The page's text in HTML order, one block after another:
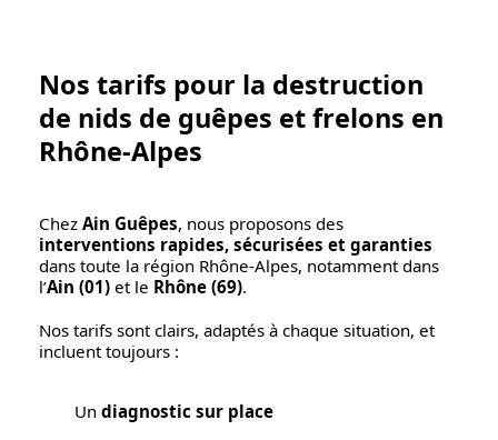
Nos tarifs pour la destruction
de nids de guêpes et frelons en
Rhône-Alpes
Chez Ain Guêpes, nous proposons des
interventions rapides, sécurisées et garanties
dans toute la région Rhône-Alpes, notamment dans
l’Ain (01) etle Rhône (69).
Nos tarifs sont clairs, adaptés à chaque situation, et
incluent toujours :
Un diagnostic sur place